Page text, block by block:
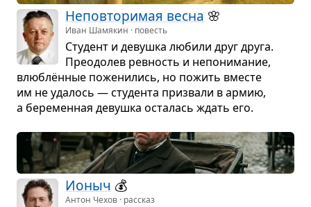
Непо­вто­ри­мая весна 🌸
Иван Шамякин · повесть
Сту­дент и девушка любили друг друга.
Пре­одо­лев рев­ность и непо­ни­ма­ние,
влю­блён­ные поже­ни­лись, но пожить вме­сте
им не уда­лось — сту­дента при­звали в армию,
а бере­мен­ная девушка оста­лась ждать его.
Ионыч 💰
Антон Чехов · рассказ